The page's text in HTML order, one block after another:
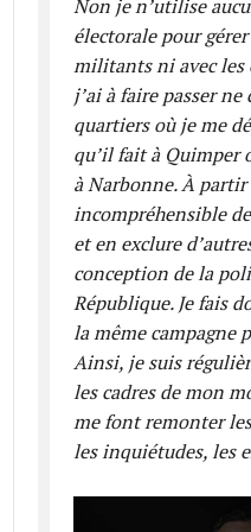
Non je n’utilise
électorale pour
militants ni avec les
j’ai à faire passer
quartiers où je me
qu’il fait à Quimper
à Narbonne. À
incompréhensible
et en exclure
conception de la
République. Je fais
la même campagne
Ainsi, je suis
les cadres de mon
me font remonter
les inquiétudes, les